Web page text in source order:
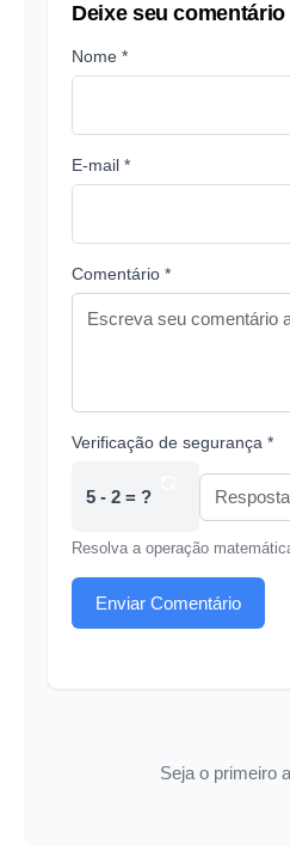
Deixe seu comentário
Nome *
E-mail *
Comentário *
Verificação de segurança *
5 - 2 = ?
Resolva a operação
Enviar Comentário
Seja o primeiro